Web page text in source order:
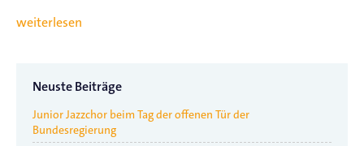
weiterlesen
Neuste Beiträge
Junior Jazzchor beim Tag der offenen Tür der
Bundesregierung